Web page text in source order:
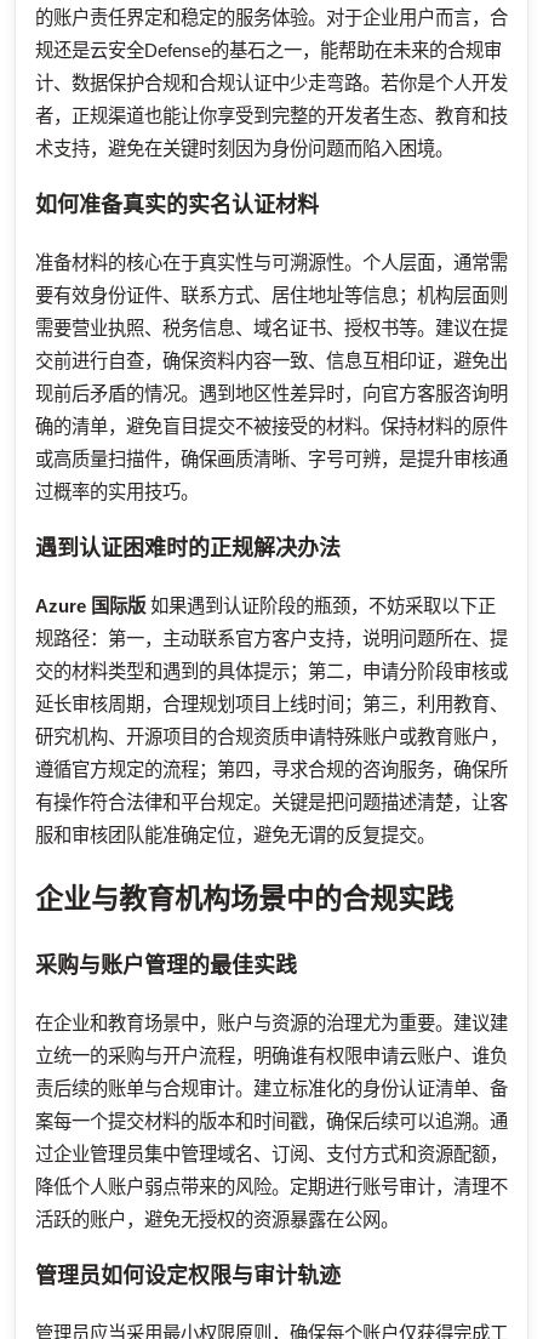
的账户责任界定和稳定的服务体验。对于企业用户而言，合
规还是云安全Defense的基石之一，能帮助在未来的合规审
计、数据保护合规和合规认证中少走弯路。若你是个人开发
者，正规渠道也能让你享受到完整的开发者生态、教育和技
术支持，避免在关键时刻因为身份问题而陷入困境。
如何准备真实的实名认证材料
准备材料的核心在于真实性与可溯源性。个人层面，通常需
要有效身份证件、联系方式、居住地址等信息；机构层面则
需要营业执照、税务信息、域名证书、授权书等。建议在提
交前进行自查，确保资料内容一致、信息互相印证，避免出
现前后矛盾的情况。遇到地区性差异时，向官方客服咨询明
确的清单，避免盲目提交不被接受的材料。保持材料的原件
或高质量扫描件，确保画质清晰、字号可辨，是提升审核通
过概率的实用技巧。
遇到认证困难时的正规解决办法
Azure 国际版 如果遇到认证阶段的瓶颈，不妨采取以下正
规路径：第一，主动联系官方客户支持，说明问题所在、提
交的材料类型和遇到的具体提示；第二，申请分阶段审核或
延长审核周期，合理规划项目上线时间；第三，利用教育、
研究机构、开源项目的合规资质申请特殊账户或教育账户，
遵循官方规定的流程；第四，寻求合规的咨询服务，确保所
有操作符合法律和平台规定。关键是把问题描述清楚，让客
服和审核团队能准确定位，避免无谓的反复提交。
企业与教育机构场景中的合规实践
采购与账户管理的最佳实践
在企业和教育场景中，账户与资源的治理尤为重要。建议建
立统一的采购与开户流程，明确谁有权限申请云账户、谁负
责后续的账单与合规审计。建立标准化的身份认证清单、备
案每一个提交材料的版本和时间戳，确保后续可以追溯。通
过企业管理员集中管理域名、订阅、支付方式和资源配额，
降低个人账户弱点带来的风险。定期进行账号审计，清理不
活跃的账户，避免无授权的资源暴露在公网。
管理员如何设定权限与审计轨迹
管理员应当采用最小权限原则，确保每个账户仅获得完成工